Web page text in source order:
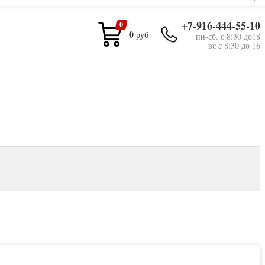
0
0 руб
+7-916-444-55-10
пн-сб. с 8:30 до18
вс с 8:30 до 16